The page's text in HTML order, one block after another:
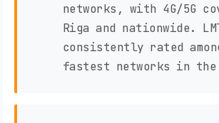
networks, with 4G/5G
Riga and nationwide.
consistently rated
fastest networks in